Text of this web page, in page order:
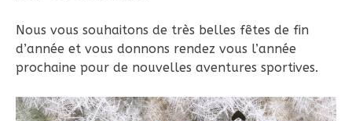
Nous vous souhaitons de très belles fêtes de fin
d’année et vous donnons rendez vous l’année
prochaine pour de nouvelles aventures sportives.